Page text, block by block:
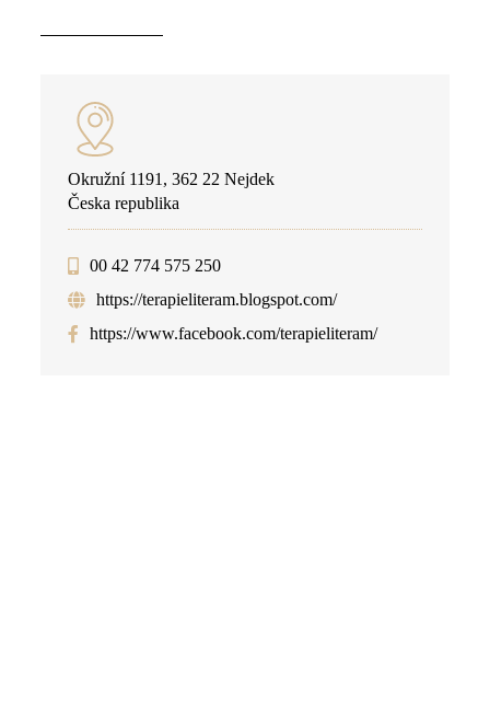
Okružní 1191, 362 22 Nejdek
Česka republika
00 42 774 575 250
https://terapieliteram.blogspot.com/
https://www.facebook.com/terapieliteram/